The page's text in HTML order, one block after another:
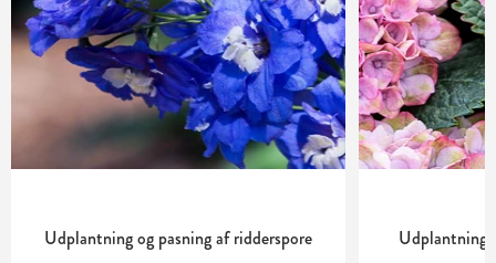
Udplantning og pasning af ridderspore Udplantning